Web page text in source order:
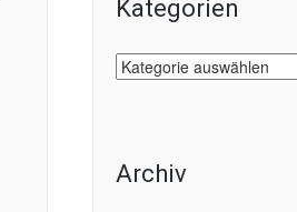
Kategorien
Kategorien
Archiv